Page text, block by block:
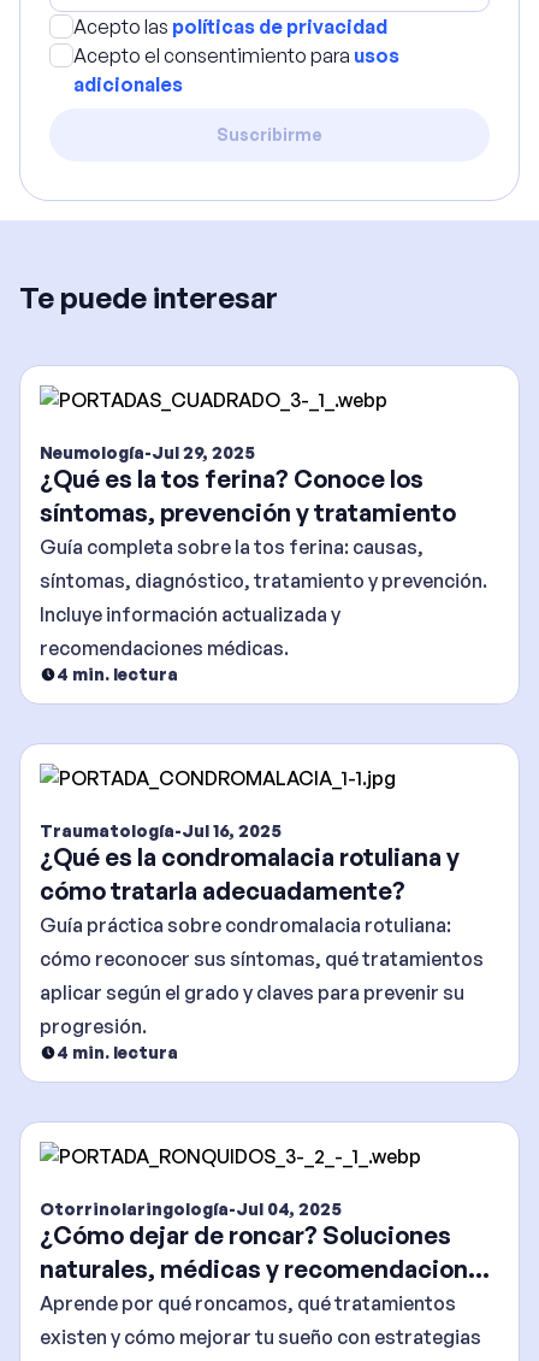
Acepto las políticas de privacidad
Acepto el consentimiento para usos
adicionales
Suscribirme
Te puede interesar
Neumología-Jul 29, 2025
¿Qué es la tos ferina? Conoce los
síntomas, prevención y tratamiento
Guía completa sobre la tos ferina: causas,
síntomas, diagnóstico, tratamiento y prevención.
Incluye información actualizada y
recomendaciones médicas.
4 min. lectura
Traumatología-Jul 16, 2025
¿Qué es la condromalacia rotuliana y
cómo tratarla adecuadamente?
Guía práctica sobre condromalacia rotuliana:
cómo reconocer sus síntomas, qué tratamientos
aplicar según el grado y claves para prevenir su
progresión.
4 min. lectura
Otorrinolaringología-Jul 04, 2025
¿Cómo dejar de roncar? Soluciones
naturales, médicas y recomendaciones
efectivas
Aprende por qué roncamos, qué tratamientos
existen y cómo mejorar tu sueño con estrategias